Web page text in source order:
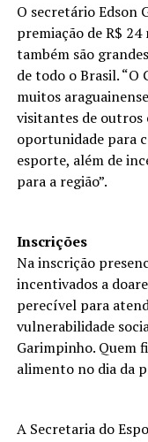
O secretário Edson
premiação de R$
também são
de todo o Brasil.
muitos
visitantes de outros
oportunidade para
esporte, além de
para a região”.
Inscrições
Na inscrição
incentivados a
perecível para
vulnerabilidade
Garimpinho. Quem
alimento no dia da
A Secretaria do